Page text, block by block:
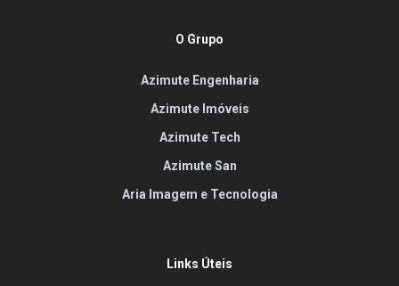
O Grupo
Azimute Engenharia
Azimute Imóveis
Azimute Tech
Azimute San
Aria Imagem e Tecnologia
Links Úteis